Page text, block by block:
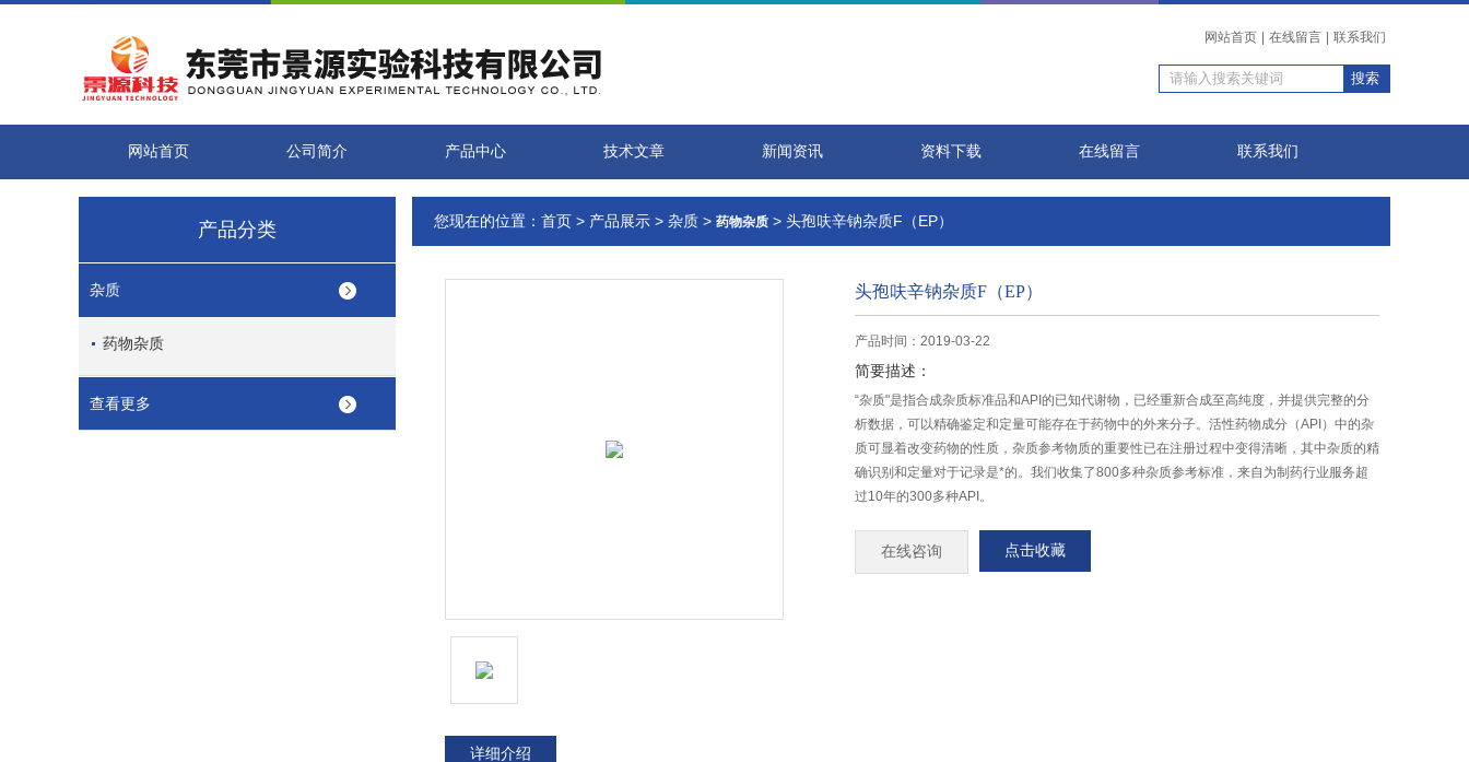
网站首页 在线留言 联系我们
网站首页 公司简介 产品中心 技术文章 新闻资讯 资料下载 在线留言 联系我们
产品分类
杂质
药物杂质
查看更多
您现在的位置： 首页 > 产品展示 > 杂质 > 药物杂质 > 头孢呋辛钠杂质F（EP）
头孢呋辛钠杂质F（EP）
产品时间：2019-03-22
简要描述：
“杂质"是指合成杂质标准品和API的已知代谢物，已经重新合成至高纯度，并提供完整的分
析数据，可以精确鉴定和定量可能存在于药物中的外来分子。活性药物成分（API）中的杂
质可显着改变药物的性质，杂质参考物质的重要性已在注册过程中变得清晰，其中杂质的精
确识别和定量对于记录是*的。我们收集了800多种杂质参考标准，来自为制药行业服务超
过10年的300多种API。
在线咨询 点击收藏
详细介绍